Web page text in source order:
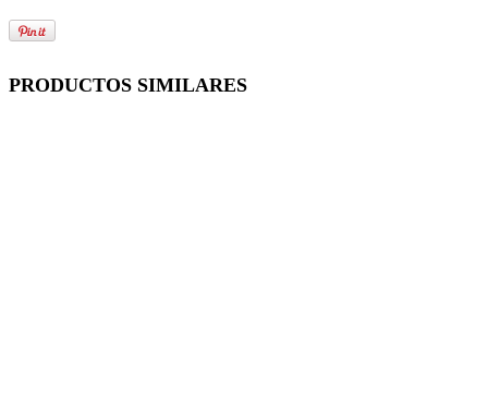
PRODUCTOS SIMILARES